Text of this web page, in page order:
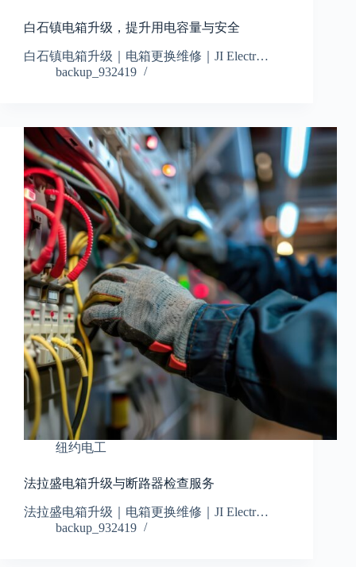
白石镇电箱升级，提升用电容量与安全
白石镇电箱升级｜电箱更换维修｜JI Electr…
backup_932419
纽约电工
法拉盛电箱升级与断路器检查服务
法拉盛电箱升级｜电箱更换维修｜JI Electr…
backup_932419